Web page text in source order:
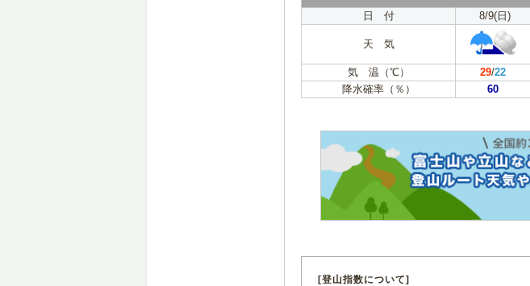
日 付
8/9(日)
天 気
気 温（℃） 29/22
降水確率（％）
60
[登山指数について]